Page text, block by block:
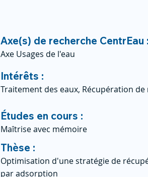
Axe(s) de recherche CentrEau :
Axe Usages de l'eau
Intérêts :
Traitement des eaux, Récupération
Études en cours :
Maîtrise avec mémoire
Thèse :
Optimisation d'une stratégie de
par adsorption